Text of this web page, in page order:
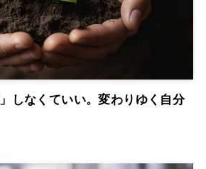
しなくていい。変わりゆく自分